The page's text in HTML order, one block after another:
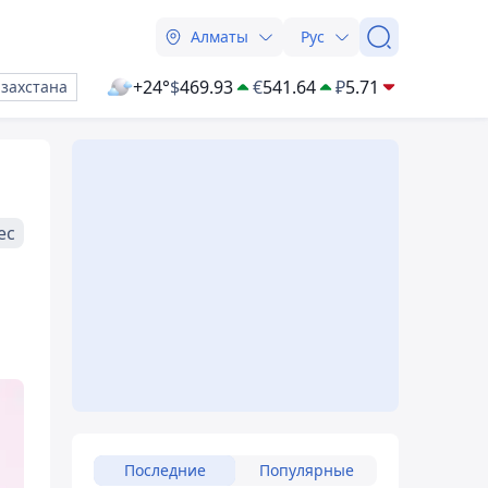
Алматы Рус
+24°$469.93 €541.64 ₽5.71
Последние Популярные